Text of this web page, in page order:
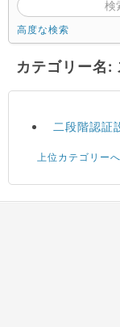
高度な検索
カテゴリー名:
二段階認証
上位カテゴリーへ